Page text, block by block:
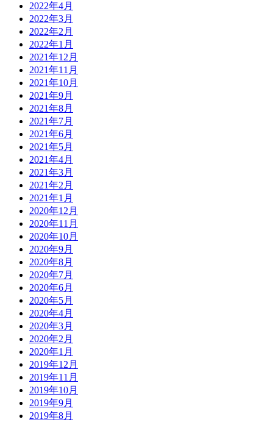
2022年4月
2022年3月
2022年2月
2022年1月
2021年12月
2021年11月
2021年10月
2021年9月
2021年8月
2021年7月
2021年6月
2021年5月
2021年4月
2021年3月
2021年2月
2021年1月
2020年12月
2020年11月
2020年10月
2020年9月
2020年8月
2020年7月
2020年6月
2020年5月
2020年4月
2020年3月
2020年2月
2020年1月
2019年12月
2019年11月
2019年10月
2019年9月
2019年8月